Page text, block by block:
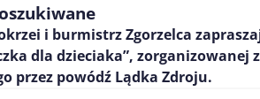
i burmistrz Zgorzelca
dla dzieciaka”, zorganizowanej
przez powódź Lądka Zdroju.